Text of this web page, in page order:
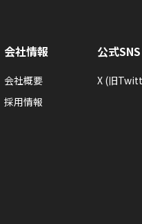
会社情報
会社概要
採用情報
公式SNS
X (旧